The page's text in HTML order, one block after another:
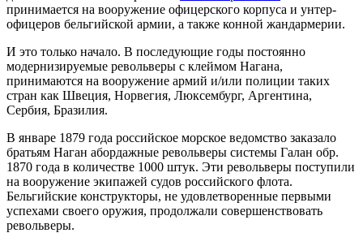
принимается на вооружение офицерского корпуса и унтер-
офицеров бельгийской армии, а также конной жандармерии.
И это только начало. В последующие годы постоянно
модернизируемые револьверы с клеймом Нагана,
принимаются на вооружение армий и/или полиции таких
стран как Швеция, Норвегия, Люксембург, Аргентина,
Сербия, Бразилия.
В январе 1879 года российское морское ведомство заказало
братьям Наган абордажные револьверы системы Галан обр.
1870 года в количестве 1000 штук. Эти револьверы поступили
на вооружение экипажей судов российского флота.
Бельгийские конструкторы, не удовлетворенные первыми
успехами своего оружия, продолжали совершенствовать
револьверы.